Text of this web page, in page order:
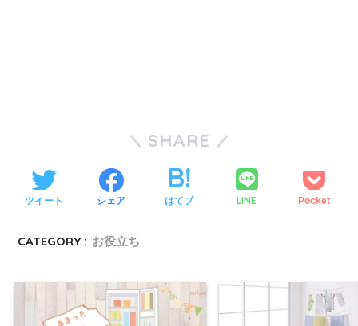
SHARE
ツイート シェア はてブ LINE Pocket
CATEGORY : お役立ち